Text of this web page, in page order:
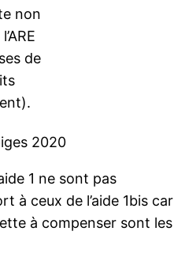
non
de
2020
1 ne sont pas
à ceux de l’aide 1bis car
à compenser sont les